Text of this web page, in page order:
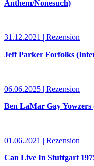
Anthem/Nonesuch)
31.12.2021 | Rezension
Jeff Parker Forfolks
06.06.2025 | Rezension
Ben LaMar Gay
01.06.2021 | Rezension
Can Live In Stuttgart